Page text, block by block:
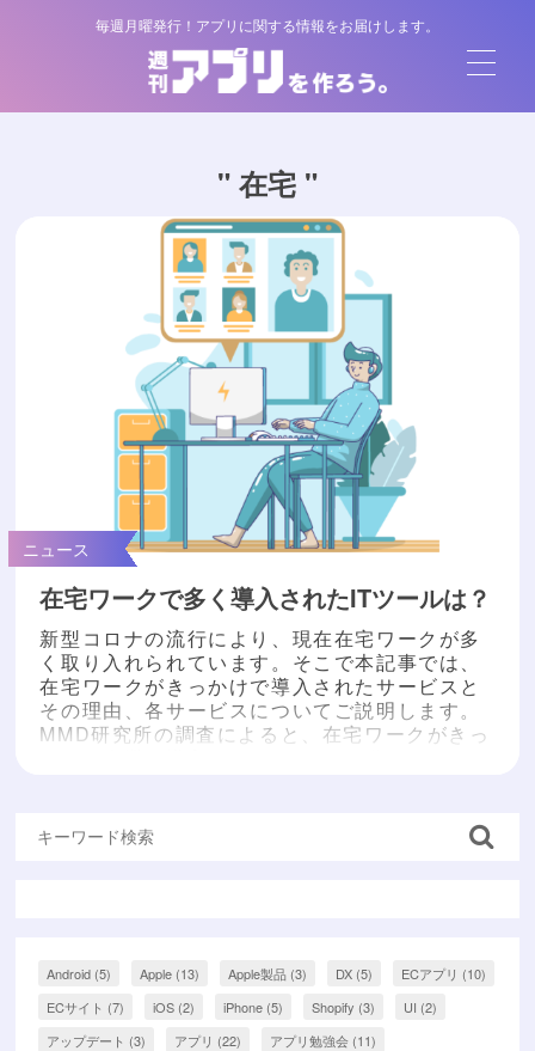
毎週月曜発行！アプリに関する情報をお届けします。
" 在宅 "
ニュース
在宅ワークで多く導入されたITツールは？
新型コロナの流行により、現在在宅ワークが多
く取り入れられています。そこで本記事では、
在宅ワークがきっかけで導入されたサービスと
その理由、各サービスについてご説明します。
MMD研究所の調査によると、在宅ワークがきっ
在宅勤務が始まる以前から使っている...
もっと
読む »
Android (5) Apple (13) Apple製品 (3) DX (5) ECアプリ (10)
ECサイト (7) iOS (2) iPhone (5) Shopify (3) UI (2)
アップデート (3) アプリ (22) アプリ勉強会 (11)